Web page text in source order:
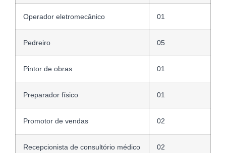
Operador eletromecânico 01
Pedreiro 05
Pintor de obras 01
Preparador físico 01
Promotor de vendas 02
Recepcionista de consultório médico
02